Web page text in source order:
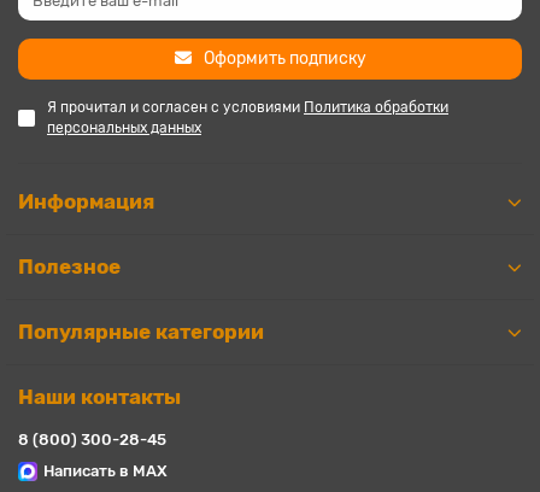
Оформить подписку
Я прочитал и согласен с условиями Политика обработки
персональных данных
Информация
Полезное
Популярные категории
Наши контакты
8 (800) 300-28-45
Написать в MAX